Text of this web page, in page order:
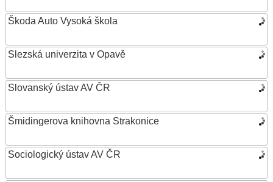
Škoda Auto Vysoká škola
Slezská univerzita v Opavě
Slovanský ústav AV ČR
Šmidingerova knihovna Strakonice
Sociologický ústav AV ČR